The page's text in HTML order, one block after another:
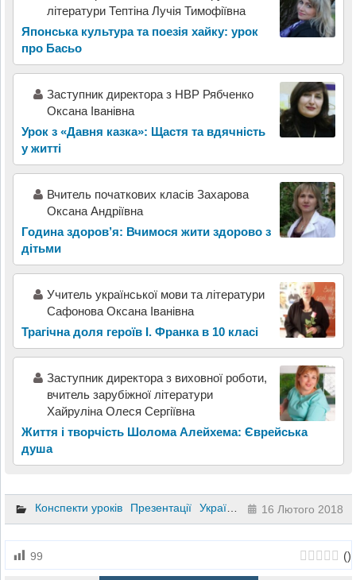
літератури Тептіна Лучія Тимофіївна
Японська культура та поезія хайку: урок
про Басьо
Заступник директора з НВР Рябченко
Оксана Іванівна
Урок з «Давня казка»: Щастя та вдячність
у житті
Вчитель початкових класів Захарова
Оксана Андріївна
Година здоров’я: Вчимося жити здорово з
дітьми
Учитель української мови та літератури
Сафонова Оксана Іванівна
Трагічна доля героїв І. Франка в 10 класі
Заступник директора з виховної роботи,
вчитель зарубіжної літератури
Хайруліна Олеся Сергіївна
Життя і творчість Шолома Алейхема: Єврейська
душа
Конспекти уроків Презентації Українська література 6 клас
16 Лютого 2018
99 ()